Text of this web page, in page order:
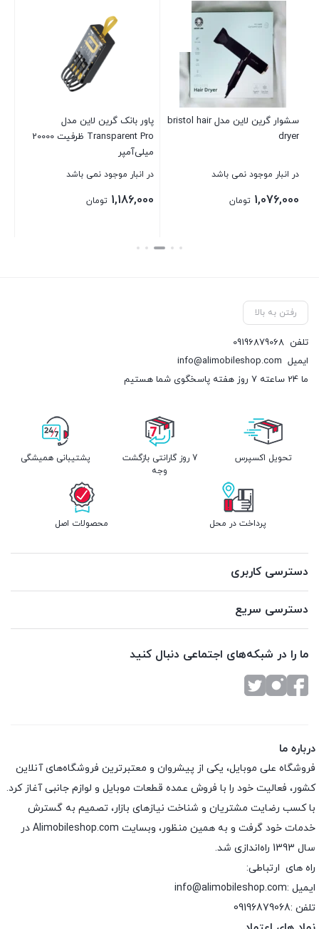
سشوار گرین لاین مدل bristol hair
dryer
در انبار موجود نمی باشد
1,076,000 تومان
پاور بانک گرین لاین مدل
Transparent Pro ظرفیت 20000
میلی‌آمپر
در انبار موجود نمی باشد
1,186,000 تومان
بستن
رفتن به بالا
تلفن 09196879068
ایمیل info@alimobileshop.com
ما 24 ساعته 7 روز هفته پاسخگوی شما هستیم
تحویل اکسپرس
7 روز گارانتی بازگشت
وجه
پشتیبانی همیشگی
پرداخت در محل محصولات اصل
دسترسی کاربری
دسترسی سریع
ما را در شبکه‌های اجتماعی دنبال کنید
درباره ما
فروشگاه علی موبایل، یکی از پیشروان و معتبرترین فروشگاه‌های آنلاین
کشور، فعالیت خود را با فروش عمده قطعات موبایل و لوازم جانبی آغاز کرد.
با کسب رضایت مشتریان و شناخت نیازهای بازار، تصمیم به گسترش
خدمات خود گرفت و به همین منظور، وبسایت Alimobileshop.com در
سال 1393 راه‌اندازی شد.
راه های ارتباطی:
ایمیل :info@alimobileshop.com
تلفن :09196879068